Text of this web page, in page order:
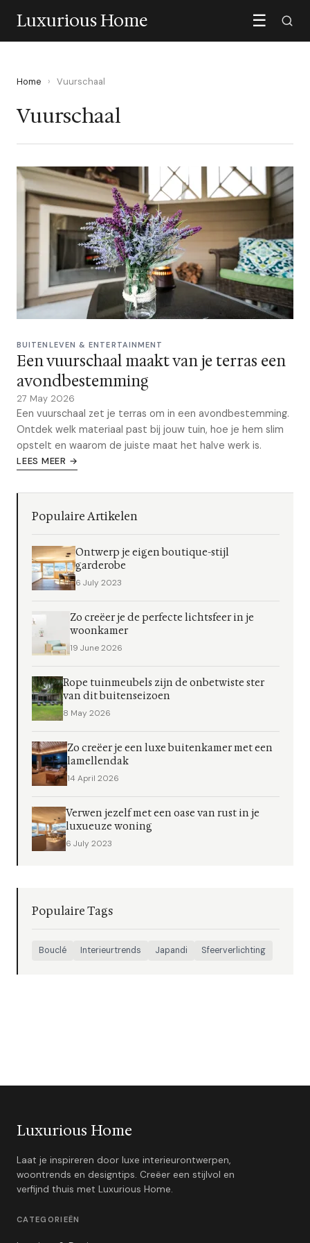
Luxurious Home ☰
Home › Vuurschaal
Vuurschaal
BUITENLEVEN & ENTERTAINMENT
Een vuurschaal maakt van je terras een
avondbestemming
27 May 2026
Een vuurschaal zet je terras om in een avondbestemming.
Ontdek welk materiaal past bij jouw tuin, hoe je hem slim
opstelt en waarom de juiste maat het halve werk is.
LEES MEER →
Populaire Artikelen
Ontwerp je eigen boutique-stijl
garderobe
6 July 2023
Zo creëer je de perfecte lichtsfeer in je
woonkamer
19 June 2026
Rope tuinmeubels zijn de onbetwiste ster
van dit buitenseizoen
8 May 2026
Zo creëer je een luxe buitenkamer met een
lamellendak
14 April 2026
Verwen jezelf met een oase van rust in je
luxueuze woning
6 July 2023
Populaire Tags
Bouclé Interieurtrends Japandi Sfeerverlichting
Luxurious Home
Laat je inspireren door luxe interieurontwerpen,
woontrends en designtips. Creëer een stijlvol en
verfijnd thuis met Luxurious Home.
CATEGORIEËN